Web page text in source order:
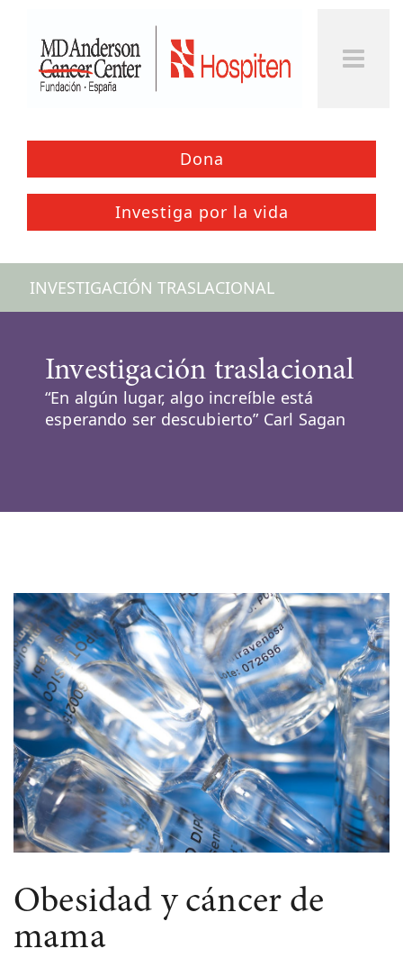
Dona
Investiga por la vida
INVESTIGACIÓN TRASLACIONAL
Investigación traslacional
“En algún lugar, algo increíble está
esperando ser descubierto” Carl Sagan
Obesidad y cáncer de
mama